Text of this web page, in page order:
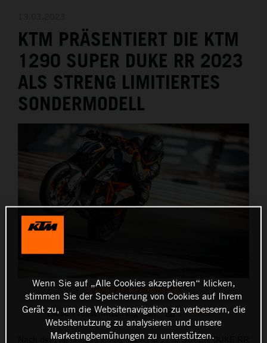
KTM PRÄSENTIERT DIE KTM
1290 SUPER DUKE RR 2023
ALS STRENG LIMITIERTES
SONDERMODELL
2023 KTM 1290 SD RR
Diese Pressemitteilung hat: 14 Bilder
Nach dem immensen Erfolg der KTM 1290 SUPER DUKE RR
Wenn Sie auf „Alle Cookies akzeptieren“ klicken,
stimmen Sie der Speicherung von Cookies auf Ihrem
Gerät zu, um die Websitenavigation zu verbessern, die
Websitenutzung zu analysieren und unsere
Marketingbemühungen zu unterstützen.